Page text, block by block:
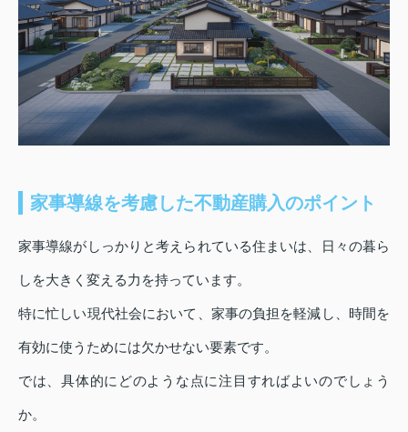
家事導線を考慮した不動産購入のポイント
家事導線がしっかりと考えられている住まいは、日々の暮ら
しを大きく変える力を持っています。
特に忙しい現代社会において、家事の負担を軽減し、時間を
有効に使うためには欠かせない要素です。
では、具体的にどのような点に注目すればよいのでしょう
か。